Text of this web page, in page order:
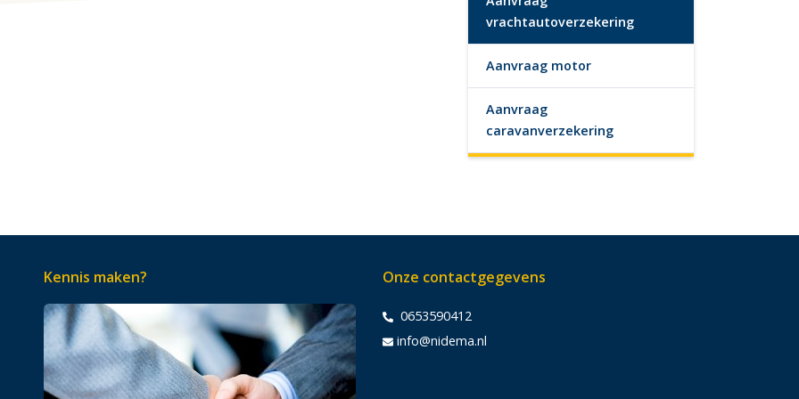
vrachtautoverzekering
Aanvraag motor
Aanvraag
caravanverzekering
Kennis maken? Onze contactgegevens
0653590412
info@nidema.nl